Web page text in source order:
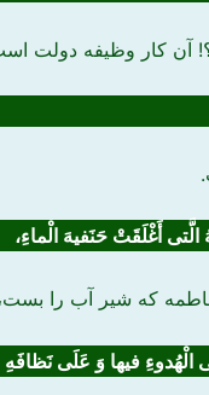
آن کار وظیفه دولت
أَغْلَقَتْ حَنَفیهَ الْماءِ،
که شیر آب را
فیها وَ عَلَی نَظافَهِ